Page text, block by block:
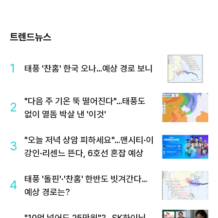
트렌드뉴스
1 태풍 '찬홈' 한국 오나…예상 경로 보니
2
"다음 주 기온 뚝 떨어진다"…태풍도
없이 열돔 박살 낸 '이것'
3
"오늘 저녁 상암 피하세요"…맨시티·이
강인·리센느 뜬다, 6호선 혼잡 예상
4
태풍 '돌핀'·'찬홈' 한반도 빗겨간다…
예상 경로는?